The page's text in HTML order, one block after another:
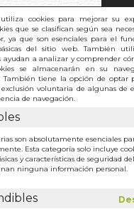
cookies para mejorar su
que se clasifican según sea
ya que son esenciales para el
del sitio web. También
ayudan a analizar y comprender
se almacenarán en su
También tiene la opción de optar
voluntaria de algunas de
de navegación.
son absolutamente esenciales
Esta categoría solo incluye
y características de seguridad
ninguna información personal.